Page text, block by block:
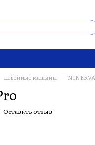
Швейные машины MINERVA
Оставить отзыв